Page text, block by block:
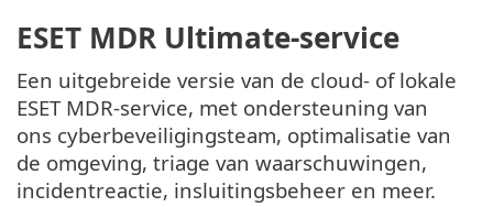
ESET MDR Ultimate-service
Een uitgebreide versie van de cloud- of lokale
ESET MDR-service, met ondersteuning van
ons cyberbeveiligingsteam, optimalisatie van
de omgeving, triage van waarschuwingen,
incidentreactie, insluitingsbeheer en meer.